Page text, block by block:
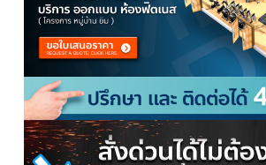
▽ แผนที่หน้าร้าน